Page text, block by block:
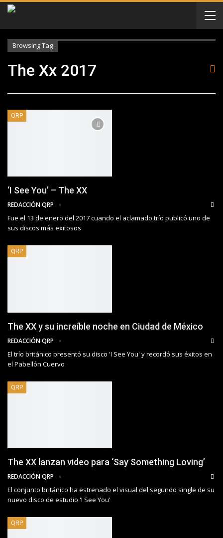
Browsing Tag
The Xx 2017
QRP
‘I See You’ – The XX
REDACCIÓN QRP
Fue el 13 de enero del 2017 cuando el aclamado trío publicó uno de
sus discos más exitosos
QRP
The XX y su increíble noche en Ciudad de México
REDACCIÓN QRP
El trío británico presentó su disco 'I See You' y recordó sus éxitos en
el Pabellón Cuervo
QRP
The XX lanzan video para ‘Say Something Loving’
REDACCIÓN QRP
El conjunto británico ha estrenado el visual del segundo single de su
nuevo disco de estudio 'I See You'
QRP